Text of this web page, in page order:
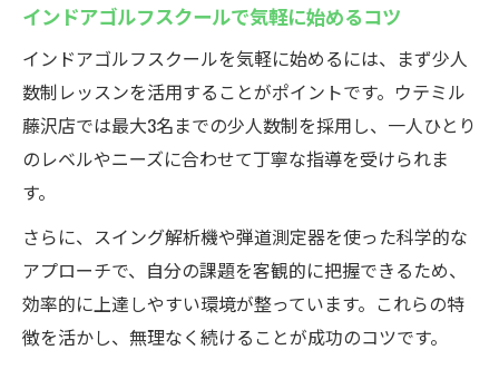
インドアゴルフスクールで気軽に始めるコツ
インドアゴルフスクールを気軽に始めるには、まず少人
数制レッスンを活用することがポイントです。ウテミル
藤沢店では最大3名までの少人数制を採用し、一人ひとり
のレベルやニーズに合わせて丁寧な指導を受けられま
す。
さらに、スイング解析機や弾道測定器を使った科学的な
アプローチで、自分の課題を客観的に把握できるため、
効率的に上達しやすい環境が整っています。これらの特
徴を活かし、無理なく続けることが成功のコツです。